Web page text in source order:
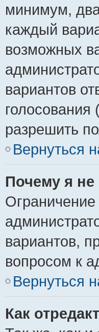
минимум,
каждый
возможных
вариантов
голосования
разрешить
Вернуться
Почему я не
Ограничение
вариантов,
вопросом к
Вернуться
Как